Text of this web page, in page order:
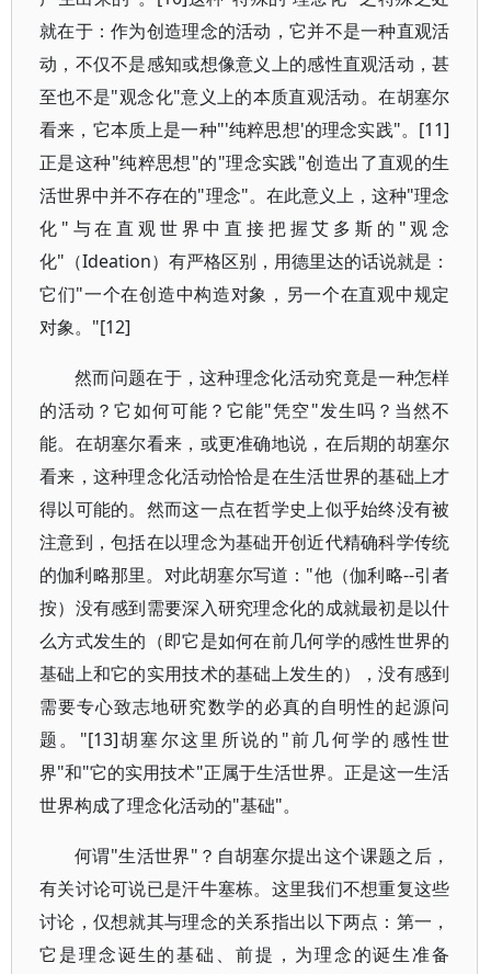
就在于：作为创造理念的活动，它并不是一种直观活
动，不仅不是感知或想像意义上的感性直观活动，甚
至也不是"观念化"意义上的本质直观活动。在胡塞尔
看来，它本质上是一种"'纯粹思想'的理念实践"。[11]
正是这种"纯粹思想"的"理念实践"创造出了直观的生
活世界中并不存在的"理念"。在此意义上，这种"理念
化"与在直观世界中直接把握艾多斯的"观念
化"（Ideation）有严格区别，用德里达的话说就是：
它们"一个在创造中构造对象，另一个在直观中规定
对象。"[12]
然而问题在于，这种理念化活动究竟是一种怎样
的活动？它如何可能？它能"凭空"发生吗？当然不
能。在胡塞尔看来，或更准确地说，在后期的胡塞尔
看来，这种理念化活动恰恰是在生活世界的基础上才
得以可能的。然而这一点在哲学史上似乎始终没有被
注意到，包括在以理念为基础开创近代精确科学传统
的伽利略那里。对此胡塞尔写道："他（伽利略--引者
按）没有感到需要深入研究理念化的成就最初是以什
么方式发生的（即它是如何在前几何学的感性世界的
基础上和它的实用技术的基础上发生的），没有感到
需要专心致志地研究数学的必真的自明性的起源问
题。"[13]胡塞尔这里所说的"前几何学的感性世
界"和"它的实用技术"正属于生活世界。正是这一生活
世界构成了理念化活动的"基础"。
何谓"生活世界"？自胡塞尔提出这个课题之后，
有关讨论可说已是汗牛塞栋。这里我们不想重复这些
讨论，仅想就其与理念的关系指出以下两点：第一，
它是理念诞生的基础、前提，为理念的诞生准备